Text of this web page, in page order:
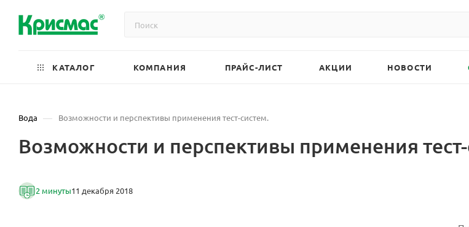
КАТАЛОГ КОМПАНИЯ ПРАЙС-ЛИСТ АКЦИИ НОВОСТИ
Вода — Возможности и перспективы применения тест-систем.
Возможности и перспективы применения
2 минуты11 декабря 2018